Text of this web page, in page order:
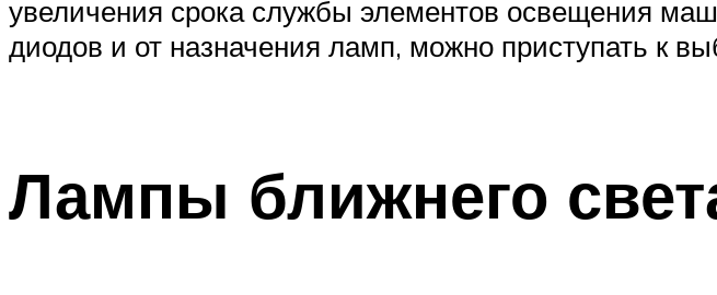
увеличения срока службы элементов освещения
диодов и от назначения ламп, можно приступать к
Лампы ближнего